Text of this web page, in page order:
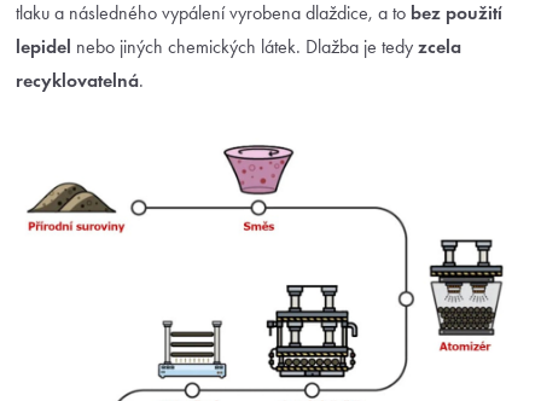
tlaku a následného vypálení vyrobena dlaždice, a to bez použití
lepidel nebo jiných chemických látek. Dlažba je tedy zcela
recyklovatelná.